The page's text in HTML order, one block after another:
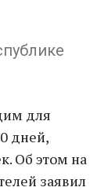
для
дней,
Об этом на
заявил